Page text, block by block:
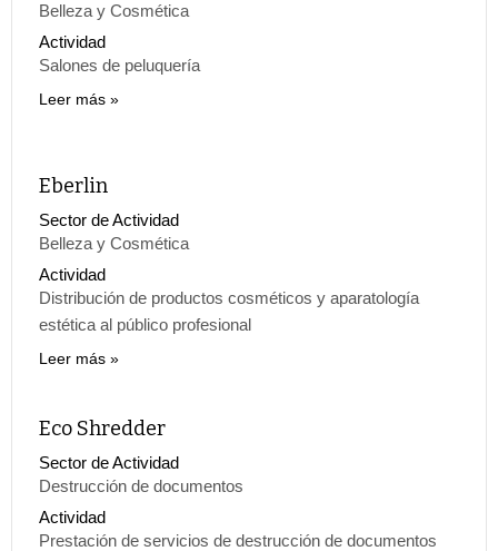
Belleza y Cosmética
Actividad
Salones de peluquería
Leer más
Eberlin
Sector de Actividad
Belleza y Cosmética
Actividad
Distribución de productos cosméticos y aparatología
estética al público profesional
Leer más
Eco Shredder
Sector de Actividad
Destrucción de documentos
Actividad
Prestación de servicios de destrucción de documentos